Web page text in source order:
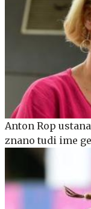
Anton Rop
znano tudi ime